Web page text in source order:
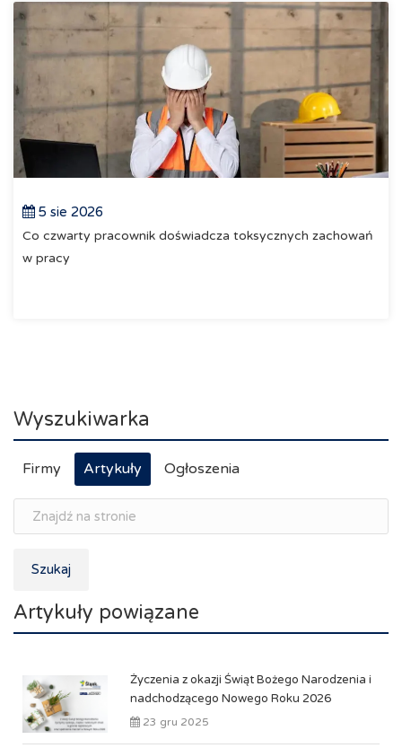
5 sie 2026
Co czwarty pracownik doświadcza toksycznych zachowań
w pracy
Wyszukiwarka
Firmy Artykuły Ogłoszenia
Szukaj
Artykuły powiązane
Życzenia z okazji Świąt Bożego Narodzenia i
nadchodzącego Nowego Roku 2026
23 gru 2025